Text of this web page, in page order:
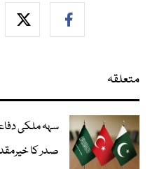
متعلقہ
سہہ ملکی
صدر کا